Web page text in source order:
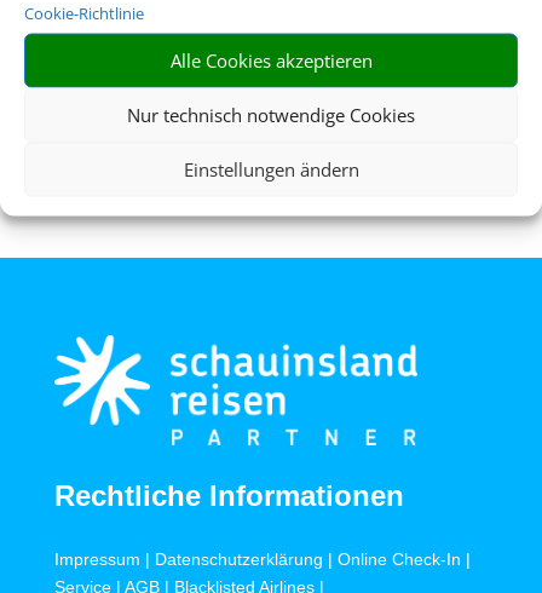
Cookie-Richtlinie
Alle Cookies akzeptieren
Nur technisch notwendige Cookies
Einstellungen ändern
Mietwagen
Rechtliche Informationen
Impressum | Datenschutzerklärung | Online Check-In |
Service| AGB| Blacklisted Airlines|